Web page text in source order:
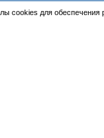
cookies для обеспечения